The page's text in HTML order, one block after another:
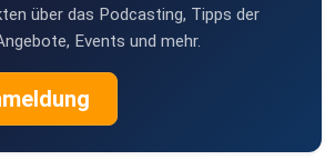
über das Podcasting, Tipps der
Events und mehr.